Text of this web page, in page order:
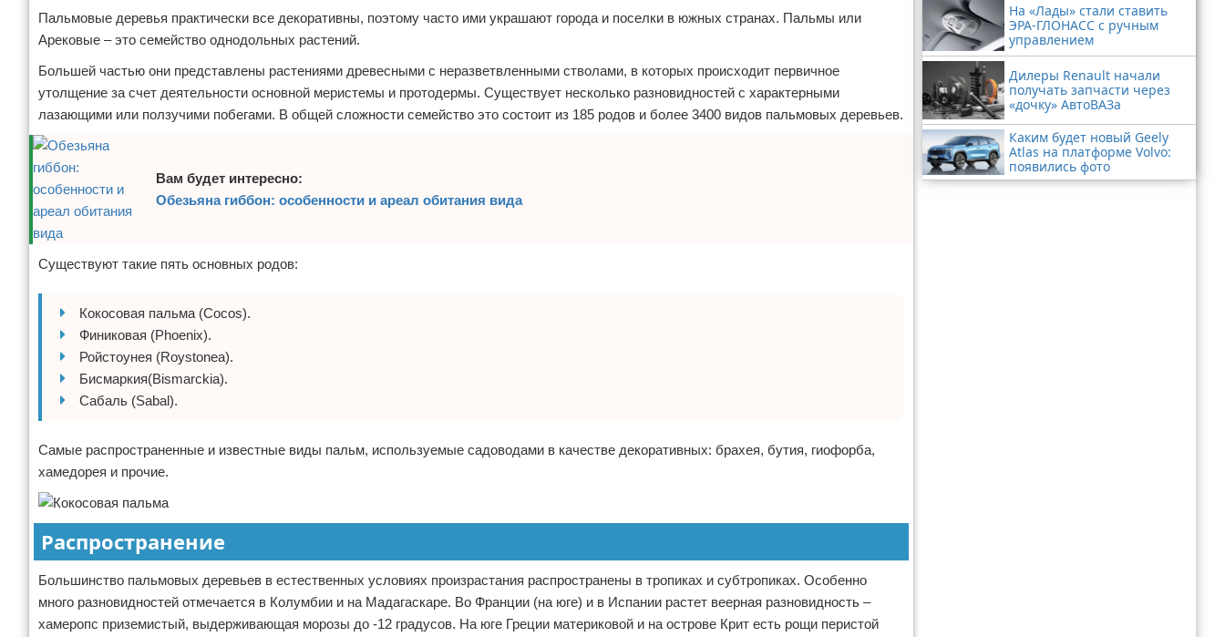
Пальмовые деревья практически все декоративны, поэтому часто ими украшают города и поселки в южных странах. Пальмы или
Арековые – это семейство однодольных растений.
Большей частью они представлены растениями древесными с неразветвленными стволами, в которых происходит первичное
утолщение за счет деятельности основной меристемы и протодермы. Существует несколько разновидностей с характерными
лазающими или ползучими побегами. В общей сложности семейство это состоит из 185 родов и более 3400 видов пальмовых деревьев.
Вам будет интересно:
Обезьяна гиббон: особенности и ареал обитания вида
Существуют такие пять основных родов:
Кокосовая пальма (Cocos).
Финиковая (Phoenix).
Ройстоунея (Roystonea).
Бисмаркия(Bismarckia).
Сабаль (Sabal).
Самые распространенные и известные виды пальм, используемые садоводами в качестве декоративных: брахея, бутия, гиофорба,
хамедорея и прочие.
Распространение
Большинство пальмовых деревьев в естественных условиях произрастания распространены в тропиках и субтропиках. Особенно
много разновидностей отмечается в Колумбии и на Мадагаскаре. Во Франции (на юге) и в Испании растет веерная разновидность –
хамеропс приземистый, выдерживающая морозы до -12 градусов. На юге Греции материковой и на острове Крит есть рощи перистой
На «Лады» стали ставить
ЭРА-ГЛОНАСС с ручным
управлением
Дилеры Renault начали
получать запчасти через
«дочку» АвтоВАЗа
Каким будет новый Geely
Atlas на платформе Volvo:
появились фото